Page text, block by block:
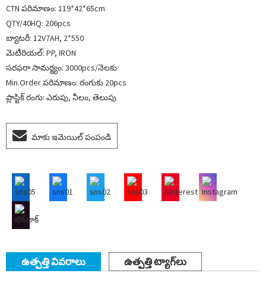
CTN పరిమాణం: 119*42*65cm
QTY/40HQ: 206pcs
బ్యాటరీ: 12V7AH, 2*550
మెటీరియల్: PP, IRON
సరఫరా సామర్థ్యం: 3000pcs/నెలకు
Min.Order పరిమాణం: రంగుకు 20pcs
ప్లాస్టిక్ రంగు: ఎరుపు, నీలం, తెలుపు
మాకు ఇమెయిల్ పంపండి
ఉత్పత్తి వివరాలు ఉత్పత్తి ట్యాగ్‌లు